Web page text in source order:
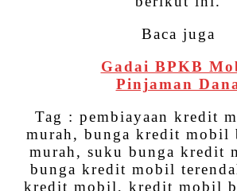
Baca juga
Gadai BPKB
Pinjaman
Tag : pembiayaan kredit
murah, bunga kredit mobil
murah, suku bunga kredit
bunga kredit mobil
kredit mobil, kredit mobil